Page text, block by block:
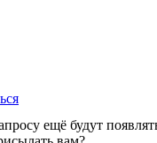
ещё будут